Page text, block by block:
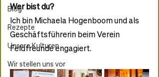
Blog
Rezepte
Unsere Kulturen
Wir stellen uns vor
Wer bist du?
Ich bin Michaela Hogenboom und als
Geschäftsführerin beim Verein
Feldfreunde engagiert.